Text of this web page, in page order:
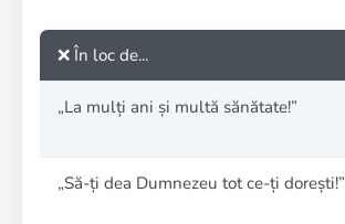
❌ În loc de...
„La mulți ani și multă sănătate!”
„Să-ți dea Dumnezeu tot ce-ți dorești!”